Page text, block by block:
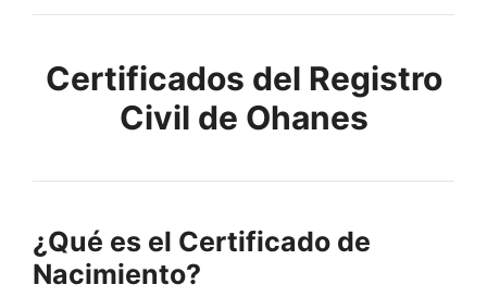
Certificados del Registro
Civil de Ohanes
¿Qué es el Certificado de
Nacimiento?